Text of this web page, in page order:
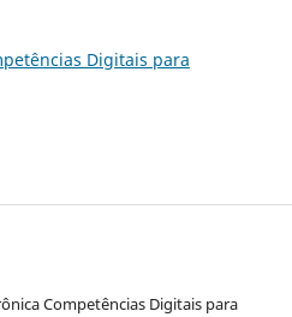
Digitais para
Competências Digitais para